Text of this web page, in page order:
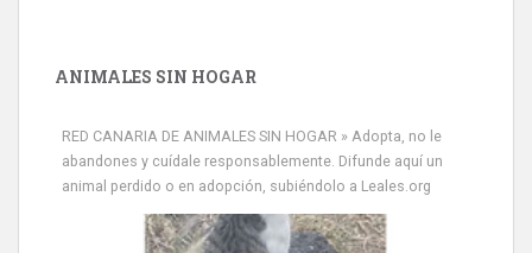
ANIMALES SIN HOGAR
RED CANARIA DE ANIMALES SIN HOGAR » Adopta, no le
abandones y cuídale responsablemente. Difunde aquí un
animal perdido o en adopción, subiéndolo a Leales.org